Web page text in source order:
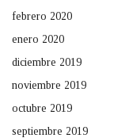
febrero 2020
enero 2020
diciembre 2019
noviembre 2019
octubre 2019
septiembre 2019